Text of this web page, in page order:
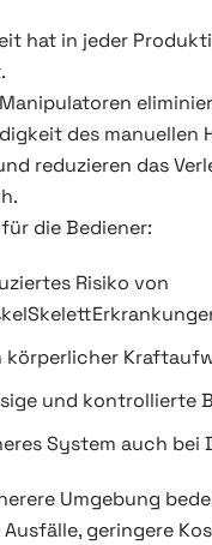
hat in jeder
des manuellen
reduzieren das
die Bediener:
Risiko von
körperlicher
und kontrollierte
System auch bei
Umgebung
geringere